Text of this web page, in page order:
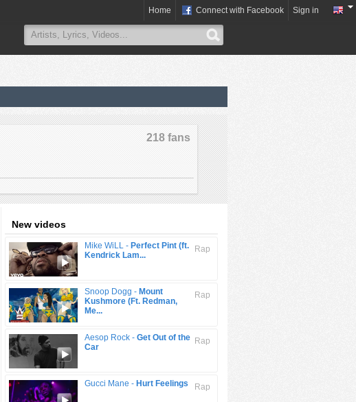
Home Connect with Facebook Sign in
218 fans
New videos
Rap
Mike WiLL - Perfect Pint (ft.
Kendrick Lam...
Rap
Snoop Dogg - Mount
Kushmore (Ft. Redman,
Me...
Rap
Aesop Rock - Get Out of the
Car
Rap
Gucci Mane - Hurt Feelings